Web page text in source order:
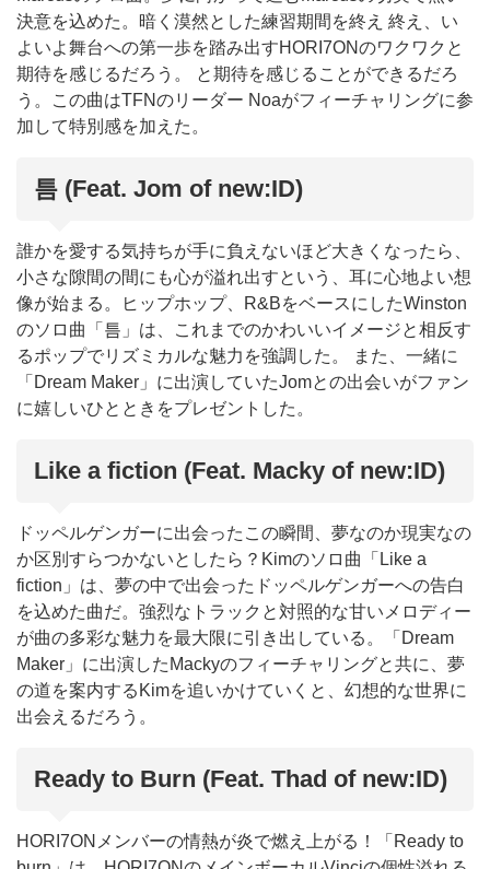
決意を込めた。暗く漠然とした練習期間を終え 終え、い
よいよ舞台への第一歩を踏み出すHORI7ONのワクワクと
期待を感じるだろう。 と期待を感じることができるだろ
う。この曲はTFNのリーダー Noaがフィーチャリングに参
加して特別感を加えた。
틈 (Feat. Jom of new:ID)
誰かを愛する気持ちが手に負えないほど大きくなったら、
小さな隙間の間にも心が溢れ出すという、耳に心地よい想
像が始まる。ヒップホップ、R&BをベースにしたWinston
のソロ曲「틈」は、これまでのかわいいイメージと相反す
るポップでリズミカルな魅力を強調した。 また、一緒に
「Dream Maker」に出演していたJomとの出会いがファン
に嬉しいひとときをプレゼントした。
Like a fiction (Feat. Macky of new:ID)
ドッペルゲンガーに出会ったこの瞬間、夢なのか現実なの
か区別すらつかないとしたら？Kimのソロ曲「Like a
fiction」は、夢の中で出会ったドッペルゲンガーへの告白
を込めた曲だ。強烈なトラックと対照的な甘いメロディー
が曲の多彩な魅力を最大限に引き出している。「Dream
Maker」に出演したMackyのフィーチャリングと共に、夢
の道を案内するKimを追いかけていくと、幻想的な世界に
出会えるだろう。
Ready to Burn (Feat. Thad of new:ID)
HORI7ONメンバーの情熱が炎で燃え上がる！「Ready to